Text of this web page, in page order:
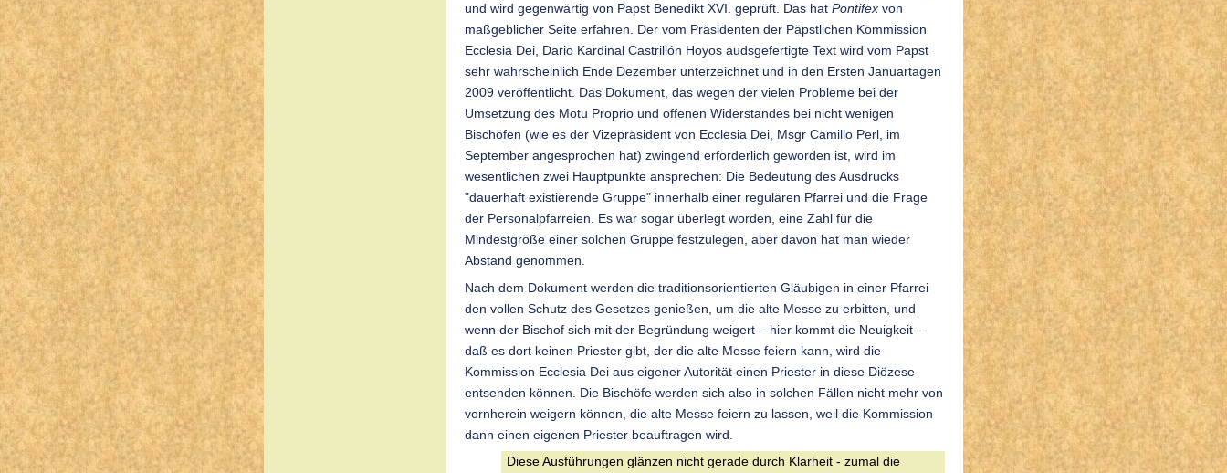
und wird gegenwärtig von Papst Benedikt XVI. geprüft. Das hat Pontifex von
maßgeblicher Seite erfahren. Der vom Präsidenten der Päpstlichen Kommission
Ecclesia Dei, Dario Kardinal Castrillón Hoyos audsgefertigte Text wird vom Papst
sehr wahrscheinlich Ende Dezember unterzeichnet und in den Ersten Januartagen
2009 veröffentlicht. Das Dokument, das wegen der vielen Probleme bei der
Umsetzung des Motu Proprio und offenen Widerstandes bei nicht wenigen
Bischöfen (wie es der Vizepräsident von Ecclesia Dei, Msgr Camillo Perl, im
September angesprochen hat) zwingend erforderlich geworden ist, wird im
wesentlichen zwei Hauptpunkte ansprechen: Die Bedeutung des Ausdrucks
"dauerhaft existierende Gruppe" innerhalb einer regulären Pfarrei und die Frage
der Personalpfarreien. Es war sogar überlegt worden, eine Zahl für die
Mindestgröße einer solchen Gruppe festzulegen, aber davon hat man wieder
Abstand genommen.
Nach dem Dokument werden die traditionsorientierten Gläubigen in einer Pfarrei
den vollen Schutz des Gesetzes genießen, um die alte Messe zu erbitten, und
wenn der Bischof sich mit der Begründung weigert – hier kommt die Neuigkeit –
daß es dort keinen Priester gibt, der die alte Messe feiern kann, wird die
Kommission Ecclesia Dei aus eigener Autorität einen Priester in diese Diözese
entsenden können. Die Bischöfe werden sich also in solchen Fällen nicht mehr von
vornherein weigern können, die alte Messe feiern zu lassen, weil die Kommission
dann einen eigenen Priester beauftragen wird.
Diese Ausführungen glänzen nicht gerade durch Klarheit - zumal die